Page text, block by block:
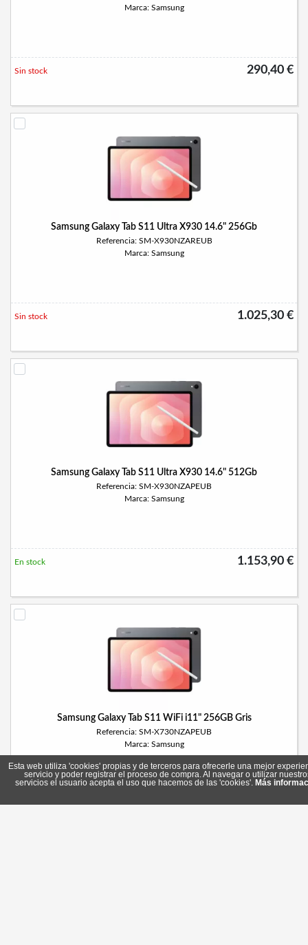
Marca: Samsung
290,40 €
Sin stock
Samsung Galaxy Tab S11 Ultra X930 14.6" 256Gb
Referencia: SM-X930NZAREUB
Marca: Samsung
1.025,30 €
Sin stock
Samsung Galaxy Tab S11 Ultra X930 14.6" 512Gb
Referencia: SM-X930NZAPEUB
Marca: Samsung
1.153,90 €
En stock
Samsung Galaxy Tab S11 WiFi i11" 256GB Gris
Referencia: SM-X730NZAPEUB
Marca: Samsung
803,70 €
Sin stock
Esta web utiliza 'cookies' propias y de terceros para ofrecerle una mejor
servicio y poder registrar el proceso de compra. Al navegar o utilizar
servicios el usuario acepta el uso que hacemos de las 'cookies'. Más